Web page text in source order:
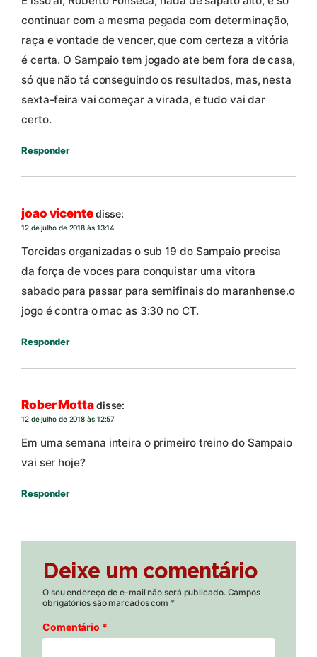
continuar com a mesma pegada com determinação,
raça e vontade de vencer, que com certeza a vitória
é certa. O Sampaio tem jogado ate bem fora de casa,
só que não tá conseguindo os resultados, mas, nesta
sexta-feira vai começar a virada, e tudo vai dar
certo.
Responder
joao vicentedisse:
12 de julho de 2018 às 13:14
Torcidas organizadas o sub 19 do Sampaio precisa
da força de voces para conquistar uma vitora
sabado para passar para semifinais do maranhense.o
jogo é contra o mac as 3:30 no CT.
Responder
Rober Mottadisse:
12 de julho de 2018 às 12:57
Em uma semana inteira o primeiro treino do Sampaio
vai ser hoje?
Responder
Deixe um comentário
O seu endereço de e-mail não será publicado. Campos
obrigatórios são marcados com *
Comentário *